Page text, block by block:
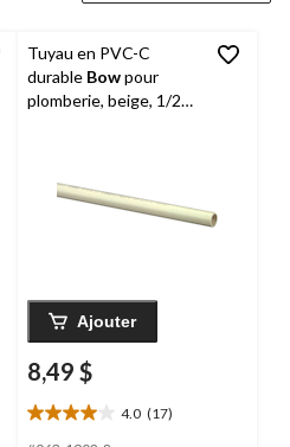
Tuyau en PVC-C
durable Bowpour
plomberie, beige, 1/2
Ajouter
8,49 $
4.0 (17)
4.0